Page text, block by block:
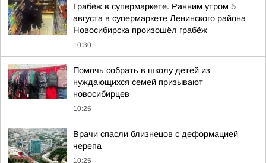
Грабёж в супермаркете. Ранним утром 5
августа в супермаркете Ленинского района
Новосибирска произошёл грабёж
10:30
Помочь собрать в школу детей из
нуждающихся семей призывают
новосибирцев
10:25
Врачи спасли близнецов с деформацией
черепа
10:25